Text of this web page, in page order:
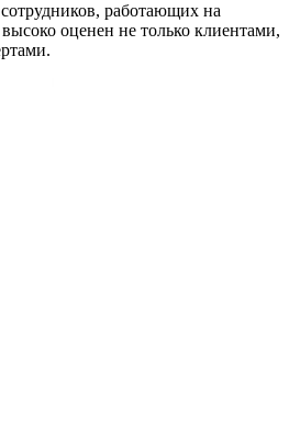
работающих на
оценен не только клиентами,